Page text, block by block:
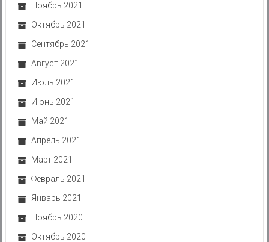
Ноябрь 2021
Октябрь 2021
Сентябрь 2021
Август 2021
Июль 2021
Июнь 2021
Май 2021
Апрель 2021
Март 2021
Февраль 2021
Январь 2021
Ноябрь 2020
Октябрь 2020